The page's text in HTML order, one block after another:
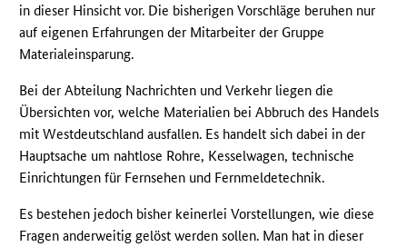
in dieser Hinsicht vor. Die bisherigen Vorschläge beruhen nur
auf eigenen Erfahrungen der Mitarbeiter der Gruppe
Materialeinsparung.
Bei der Abteilung Nachrichten und Verkehr liegen die
Übersichten vor, welche Materialien bei Abbruch des Handels
mit Westdeutschland ausfallen. Es handelt sich dabei in der
Hauptsache um nahtlose Rohre, Kesselwagen, technische
Einrichtungen für Fernsehen und Fernmeldetechnik.
Es bestehen jedoch bisher keinerlei Vorstellungen, wie diese
Fragen anderweitig gelöst werden sollen. Man hat in dieser